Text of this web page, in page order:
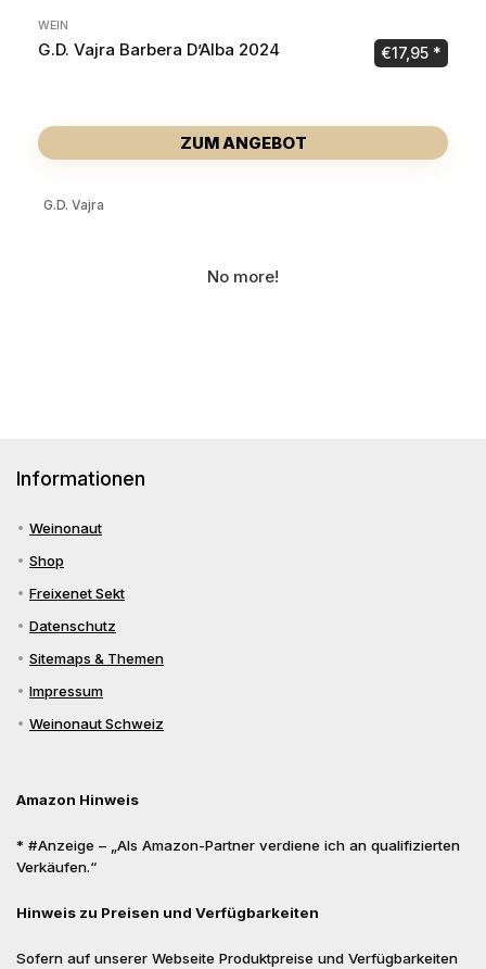
WEIN
G.D. Vajra Barbera D’Alba 2024 €17,95
ZUM ANGEBOT
G.D. Vajra
No more!
Informationen
Weinonaut
Shop
Freixenet Sekt
Datenschutz
Sitemaps & Themen
Impressum
Weinonaut Schweiz
Amazon Hinweis
* #Anzeige – „Als Amazon-Partner verdiene ich an qualifizierten
Verkäufen.“
Hinweis zu Preisen und Verfügbarkeiten
Sofern auf unserer Webseite Produktpreise und Verfügbarkeiten